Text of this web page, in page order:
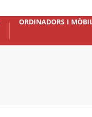
ORDINADORS I